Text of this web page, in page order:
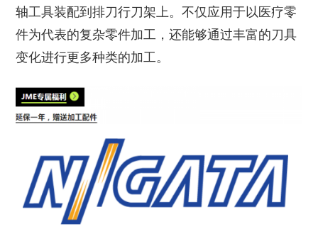
轴工具装配到排刀行刀架上。不仅应用于以医疗零
件为代表的复杂零件加工，还能够通过丰富的刀具
变化进行更多种类的加工。